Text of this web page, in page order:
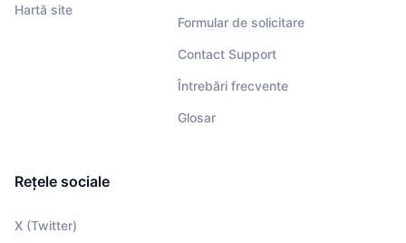
Hartă site
Formular de solicitare
Contact Support
Întrebări frecvente
Glosar
Rețele sociale
X (Twitter)